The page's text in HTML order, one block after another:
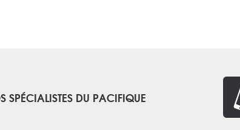
SPÉCIALISTES DU PACIFIQUE